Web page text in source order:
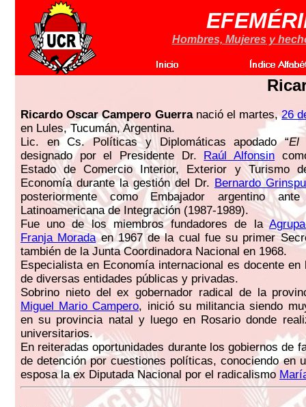
Hombres, Mujeres y
Ricardo Oscar Campero Guerranació el martes,26
en Lules, Tucumán, Argentina.
Lic. en Cs. Políticas y Diplomáticas apodado “El
designado por el Presidente Dr. Raúl Alfonsin
Estado de Comercio Interior, Exterior y Turismo
Economía durante la gestión del Dr. Bernardo
posteriormente como Embajador argentino
Latinoamericana de Integración (1987-1989).
Fue uno de los miembros fundadores de la
Franja Moradaen 1967 de la cual fue su primer
también de la Junta Coordinadora Nacional en 1968.
Especialista en Economía internacional es docente
de diversas entidades públicas y privadas.
Sobrino nieto del ex gobernador radical de la
Miguel Mario Campero, inició su militancia siendo
en su provincia natal y luego en Rosario donde
universitarios.
En reiteradas oportunidades durante los gobiernos de
de detención por cuestiones políticas, conociendo en
esposa la ex Diputada Nacional por el radicalismo